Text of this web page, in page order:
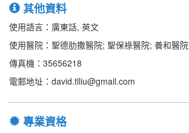
其他資料
使用語言：廣東話, 英文
使用醫院：聖德肋撒醫院; 聖保祿醫院; 養和醫院
傳真機：35656218
電郵地址：david.tlliu@gmail.com
專業資格